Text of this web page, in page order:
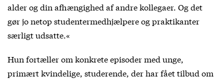
alder og din afhængighed af andre kollegaer. Og det
gør jo netop studentermedhjælpere og praktikanter
særligt udsatte.«
Hun fortæller om konkrete episoder med unge,
primært kvindelige, studerende, der har fået tilbud om